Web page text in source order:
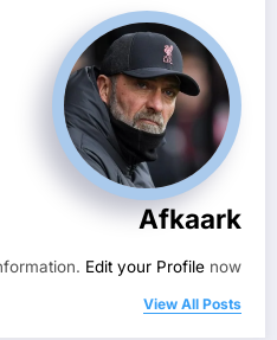
Afkaark
Edit your Profile now.
View All Posts